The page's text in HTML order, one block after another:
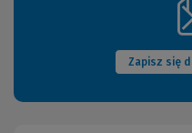
Zapisz się